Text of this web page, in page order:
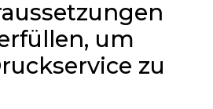
um
zu